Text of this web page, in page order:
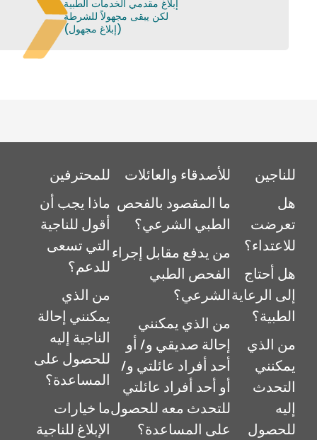
إبلاغ مقدمي الخدمات الطبية
لكن يبقى مجهولاً للشرطة
(إبلاغ مجهول)
للناجين
هل
تعرضت
للاعتداء؟
هل أحتاج
إلى الرعاية
الطبية؟
من الذي
يمكنني
التحدث
إليه
للحصول
للأصدقاء والعائلات
ما المقصود بالفحص
الطبي الشرعي؟
من يدفع مقابل إجراء
الفحص الطبي
الشرعي؟
من الذي يمكنني
إحالة صديقي و/ أو
أحد أفراد عائلتي و/
أو أحد أفراد عائلتي
للتحدث معه للحصول
على المساعدة؟
للمحترفين
ماذا يجب أن
أقول للناجية
التي تسعى
للدعم؟
من الذي
يمكنني إحالة
الناجية إليه
للحصول على
المساعدة؟
ما خيارات
الإبلاغ للناجية